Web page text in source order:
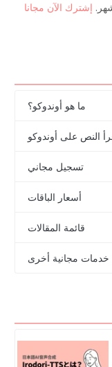
إشترك الآن مجانا
ما هو أوندوكو؟
النص على أوندوكو
تسجيل مجاني
أسعار الباقات
قائمة المقالات
خدمات مجانية أخرى